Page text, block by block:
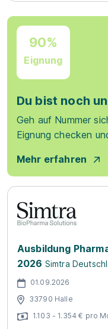
90%
Eignung
Du bist noch
Geh auf Nummer
Eignung checken
Mehr erfahren
Ausbildung
2026 Simtra
01.09.2026
33790 Halle
1.103 - 1.354 € pro